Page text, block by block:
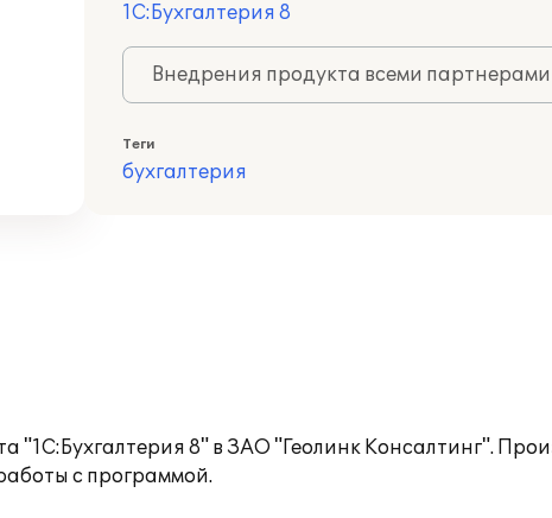
1С:Бухгалтерия 8
Внедрения продукта всеми
Теги
бухгалтерия
8" в ЗАО "Геолинк Консалтинг".
с программой.